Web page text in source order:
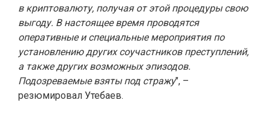
в криптовалюту, получая от этой процедуры свою
выгоду. В настоящее время проводятся
оперативные и специальные мероприятия по
установлению других соучастников преступлений,
а также других возможных эпизодов.
Подозреваемые взяты под стражу", –
резюмировал Утебаев.